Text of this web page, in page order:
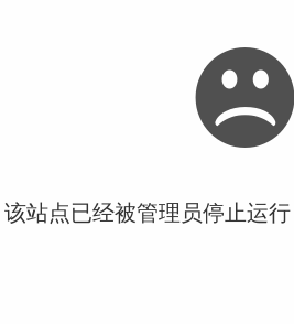
站点已经被管理员停止运